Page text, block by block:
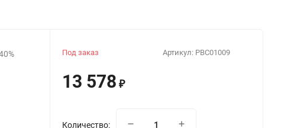
Артикул: PBC01009
Под заказ
13 578 ₽
Количество: